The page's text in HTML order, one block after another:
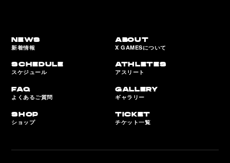
NEWS
新着情報
ABOUT
X GAMESについて
SCHEDULE
スケジュール
ATHLETES
アスリート
FAQ
よくあるご質問
GALLERY
ギャラリー
SHOP
ショップ
TICKET
チケット一覧